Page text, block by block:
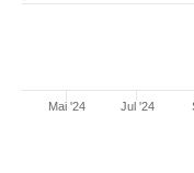
Mai '24 Jul '24